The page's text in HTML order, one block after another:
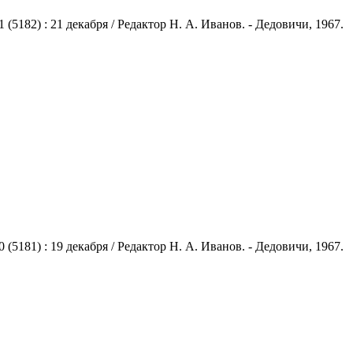
: 21 декабря / Редактор Н. А. Иванов. - Дедовичи, 1967.
: 19 декабря / Редактор Н. А. Иванов. - Дедовичи, 1967.